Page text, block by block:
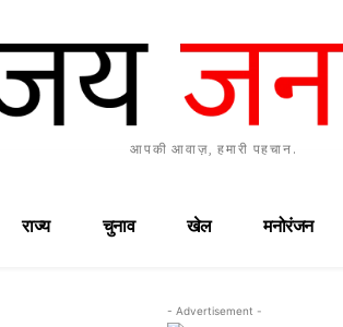
आपकी आवाज़, हमारी पहचान.
राज्य चुनाव खेल मनोरंजन
- Advertisement -